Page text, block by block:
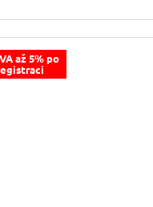
až 5% po